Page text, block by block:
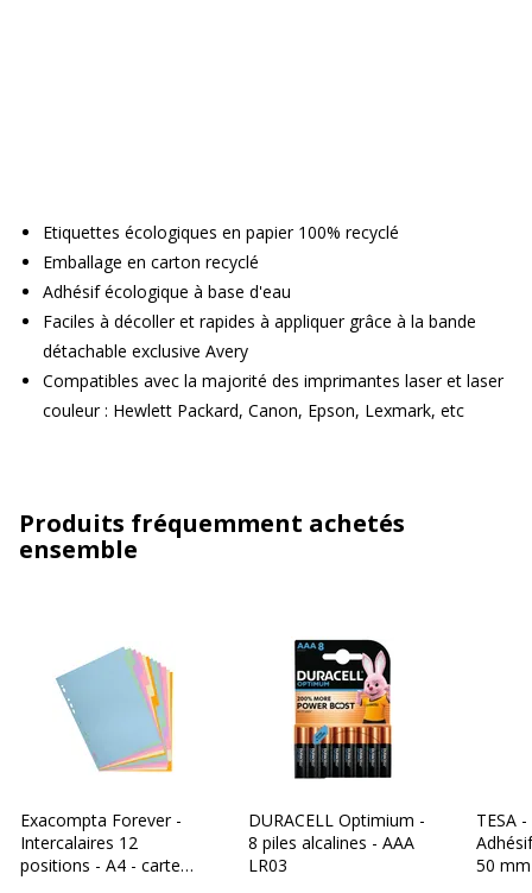
Etiquettes écologiques en papier 100% recyclé
Emballage en carton recyclé
Adhésif écologique à base d'eau
Faciles à décoller et rapides à appliquer grâce à la bande
détachable exclusive Avery
Compatibles avec la majorité des imprimantes laser et laser
couleur : Hewlett Packard, Canon, Epson, Lexmark, etc
Produits fréquemment achetés
ensemble
Exacompta Forever -
Intercalaires 12
positions - A4 - carte
DURACELL Optimium -
8 piles alcalines - AAA
LR03
TESA
50